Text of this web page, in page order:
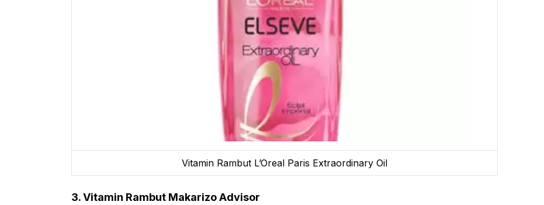
Vitamin Rambut L’Oreal Paris Extraordinary Oil
3. Vitamin Rambut Makarizo Advisor